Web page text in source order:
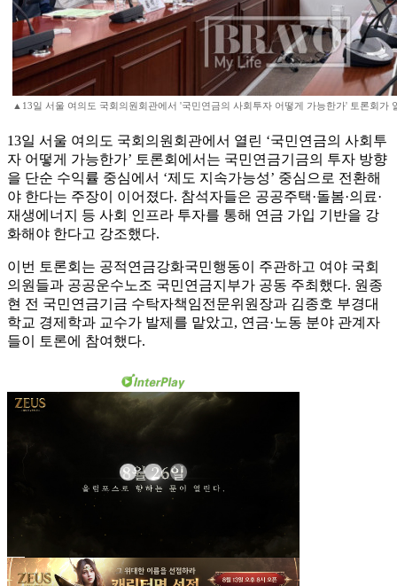
▲13일 서울 여의도 국회의원회관에서 '국민연금의 사회투자 어떻게 가능한가' 토론회가
13일 서울 여의도 국회의원회관에서 열린 ‘국민연금의 사회투
자 어떻게 가능한가’ 토론회에서는 국민연금기금의 투자 방향
을 단순 수익률 중심에서 ‘제도 지속가능성’ 중심으로 전환해
야 한다는 주장이 이어졌다. 참석자들은 공공주택·돌봄·의료·
재생에너지 등 사회 인프라 투자를 통해 연금 가입 기반을 강
화해야 한다고 강조했다.
이번 토론회는 공적연금강화국민행동이 주관하고 여야 국회
의원들과 공공운수노조 국민연금지부가 공동 주최했다. 원종
현 전 국민연금기금 수탁자책임전문위원장과 김종호 부경대
학교 경제학과 교수가 발제를 맡았고, 연금·노동 분야 관계자
들이 토론에 참여했다.